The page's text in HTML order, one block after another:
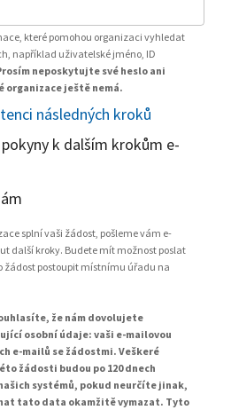
které pomohou organizaci vyhledat
například uživatelské jméno, ID
neposkytujte své heslo ani
organizace ještě nemá.
následných kroků
k dalším krokům e-
splní vaši žádost, pošleme vám e-
další kroky. Budete mít možnost poslat
žádost postoupit místnímu úřadu na
že nám dovolujete
osobní údaje: vaši e-mailovou
e-mailů se žádostmi. Veškeré
žádosti budou po 120 dnech
systémů, pokud neurčíte jinak,
tato data okamžitě vymazat. Tyto